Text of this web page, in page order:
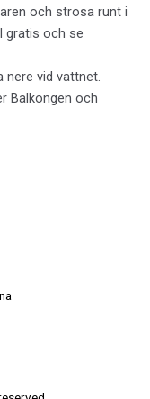
och strosa runt i
gratis och se
nere vid vattnet.
Balkongen och